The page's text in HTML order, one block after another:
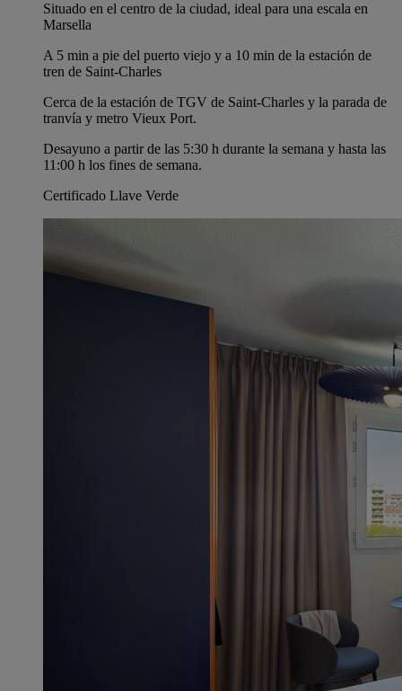
Situado en el centro de la ciudad, ideal para una escala en
Marsella
A 5 min a pie del puerto viejo y a 10 min de la estación de
tren de Saint-Charles
Cerca de la estación de TGV de Saint-Charles y la parada de
tranvía y metro Vieux Port.
Desayuno a partir de las 5:30 h durante la semana y hasta las
11:00 h los fines de semana.
Certificado Llave Verde